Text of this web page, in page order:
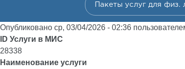
Пакеты услуг для физ.
Опубликовано ср, 03/04/2026 - 02:36
ID Услуги в МИС
28338
Наименование услуги